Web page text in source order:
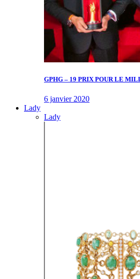
GPHG – 19 PRIX POUR LE
6 janvier 2020
Lady
Lady